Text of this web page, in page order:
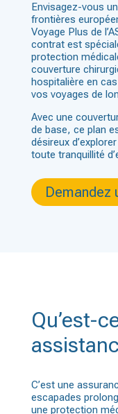
Envisagez-vous
frontières
Voyage Plus de
contrat est
protection
couverture
hospitalière en
vos voyages de
Avec une
de base, ce plan
désireux
toute tranquillité
Demandez
Qu’est-
C’est une
escapades
une protection